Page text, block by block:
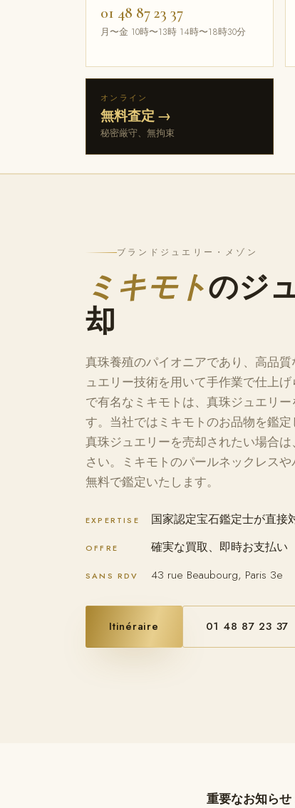
01 48 87 23 37
月〜金 10時〜13時 14時〜18時30分
オンライン
無料査定 →
秘密厳守、無拘束
ブランドジュエリー・メゾン
ミキモトのジ
却
真珠養殖のパイオニアであり、高品
ュエリー技術を用いて手作業で仕上
で有名なミキモトは、真珠ジュエリ
す。当社ではミキモトのお品物を鑑
真珠ジュエリーを売却されたい場合
さい。ミキモトのパールネックレス
無料で鑑定いたします。
EXPERTISE 国家認定宝石鑑定士が直接
OFFRE 確実な買取、即時お支払い
SANS RDV 43 rue Beaubourg, Paris 3e
Itinéraire 01 48 87 23 37
重要なお知らせ